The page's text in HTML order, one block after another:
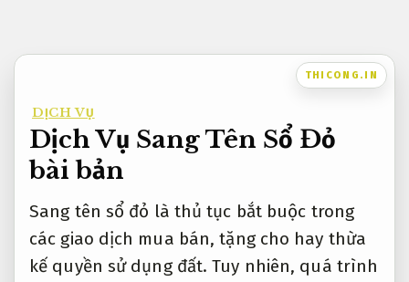
nội
THICONG.IN
DỊCH VỤ
Dịch Vụ Sang Tên Sổ Đỏ
bài bản
Sang tên sổ đỏ là thủ tục bắt buộc trong
các giao dịch mua bán, tặng cho hay thừa
kế quyền sử dụng đất. Tuy nhiên, quá trình